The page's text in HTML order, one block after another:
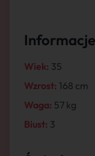
Informacje
Wiek: 35
Wzrost: 168 cm
Waga: 57 kg
Biust: 3